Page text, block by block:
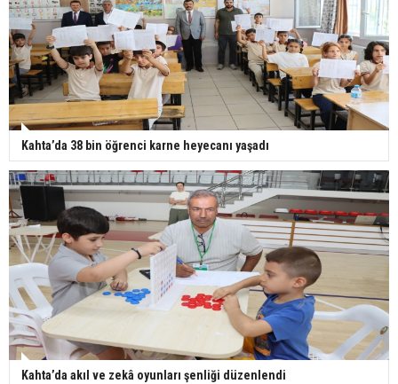
Kahta’da 38 bin öğrenci karne heyecanı yaşadı
Kahta’da akıl ve zekâ oyunları şenliği düzenlendi